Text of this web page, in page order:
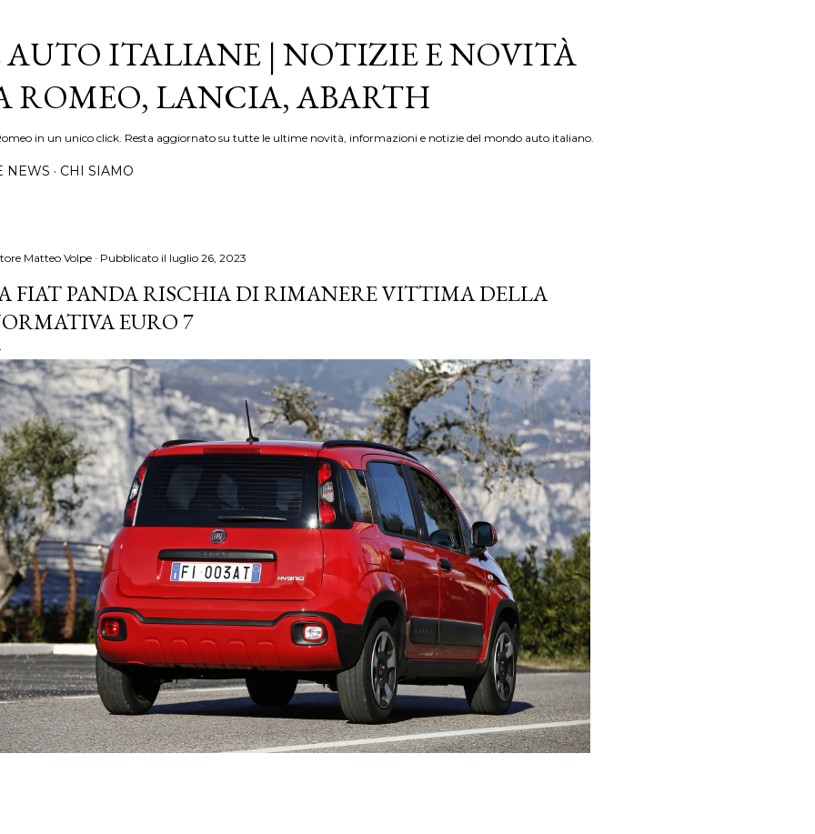
AUTO ITALIANE | NOTIZIE E NOVITÀ
ROMEO, LANCIA, ABARTH
in un unico click. Resta aggiornato su tutte le ultime novità, informazioni e notizie del mondo auto italiano.
NEWS CHI SIAMO
Matteo Volpe Pubblicato il luglio 26, 2023
FIAT PANDA RISCHIA DI RIMANERE VITTIMA DELLA
EURO 7